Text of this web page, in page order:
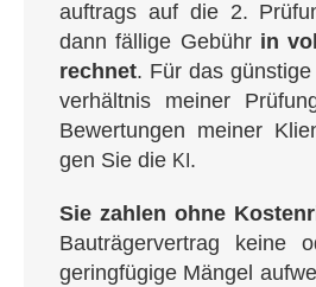
auf­trags auf die 2.
dann fäl­li­ge Gebühr in
rech­net. Für das
ver­hält­nis mei­ner
Bewer­tun­gen mei­ner
gen Sie die KI .
Sie zah­len ohne
Bau­trä­ger­ver­trag kei­ne
gering­fü­gi­ge Män­gel